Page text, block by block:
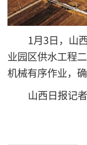
1月3日，山
业园区供水工程
机械有序作业，
山西日报记